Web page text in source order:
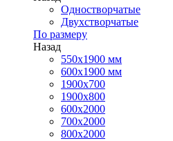
Одностворчатые
Двухстворчатые
По размеру
Назад
550x1900 мм
600x1900 мм
1900х700
1900х800
600x2000
700x2000
800x2000